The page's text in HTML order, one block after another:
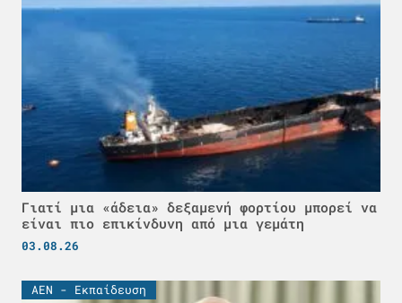
Γιατί μια «άδεια» δεξαμενή φορτίου μπορεί να
είναι πιο επικίνδυνη από μια γεμάτη
03.08.26
ΑΕΝ - Εκπαίδευση